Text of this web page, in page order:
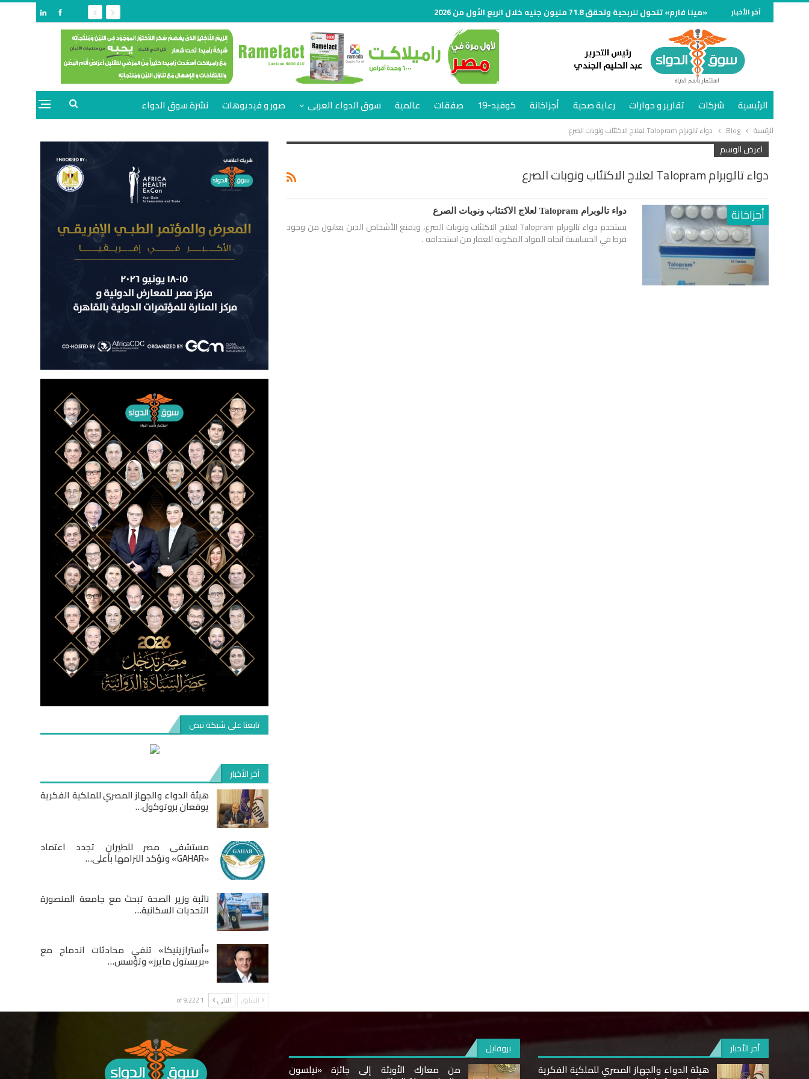
آخر الأخبار «مينا فارم» تتحول للربحية وتحقق 71.8 مليون جنيه خلال الربع الأول من 2026
الرئيسية شركات تقارير و حوارات رعاية صحية أجزاخانة كوفيد-19 صفقات عالمية سوق الدواء العربى صور و فيديوهات نشرة سوق الدواء
الرئيسية Blog دواء تالوبرام Talopram لعلاج الاكتئاب ونوبات الصرع
اعرض الوسم
دواء تالوبرام Talopram لعلاج الاكتئاب ونوبات الصرع
أجزاخانة دواء تالوبرام Talopram لعلاج الاكتئاب ونوبات الصرع
يستخدم دواء تالوبرام Talopram لعلاج الاكتئاب ونوبات الصرع، ويمنع الأشخاص الذين يعانون من وجود
فرط في الحساسية اتجاه المواد المكونة للعقار من استخدامه .
تابعنا على شبكة نبض
آخر الأخبار
هيئة الدواء والجهاز المصري للملكية الفكرية
يوقعان بروتوكول…
مستشفى مصر للطيران تجدد اعتماد
«GAHAR» وتؤكد التزامها بأعلى…
نائبة وزير الصحة تبحث مع جامعة المنصورة
التحديات السكانية…
«أسترازينيكا» تنفي محادثات اندماج مع
«بريستول مايرز» وتؤسس…
السابق التالى 1 of 9٬222
أخر الأخبار
هيئة الدواء والجهاز المصري للملكية الفكرية
بروفايل
من معارك الأوبئة إلى جائزة «نيلسون